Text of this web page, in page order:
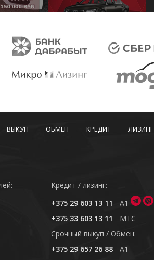
ВЫКУП ОБМЕН КРЕДИТ ЛИЗИНГ
Кредит / лизинг:
+375 29 603 13 11
A1
+375 33 603 13 11
MTC
Cрочный выкуп / Обмен:
+375 29 657 26 88
A1